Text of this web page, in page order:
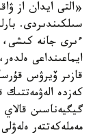
«التى ايدان از
سىلكىندىردى.
ءىرى جانە
ايماعىنداعى
قازىر ۆيرۋس
كەزدە الەۋمەتتىك
گيگيەناسىن
مەملەكەتتەر